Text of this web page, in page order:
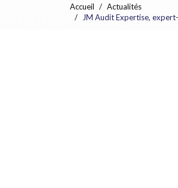
Accueil
Actualités
JM Audit Expertise,